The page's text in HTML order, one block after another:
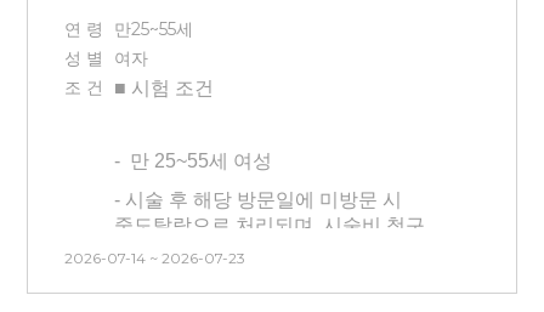
6)초상권 동의
최근 3일 이내, 어플 미사용, 무보정,
민낯(메이크업X), 자연광, 정면, 타투가
있을 시 해당 부위 사진도 함께 첨부
흉터/타투가 있으신 분은 제외
1) 피어싱이 없으신 분
2) 얼굴에 타투가 없는 분
3) B&A 스튜디오 촬영 대상자 선정을
(어플X, 필터X, 메이크업X, 자연광
보이는 사진)
4) B&A 스튜디오 촬영 대상자로
동의한 것으로 간주됩니다.
참여자 불가능)
- 본 시험은 시간, 날짜 변경이
불가능합니다. 방문일 확인 후
연 령
만25~55세
성 별
여자
조 건
■ 시험 조건
- 만 25~55세 여성
- 시술 후 해당 방문일에 미방문 시
중도탈락으로 처리되며, 시술비 청구
및 교통비는 제공되지 않습니다.
- 타 시험과 중복 참여는 불가합니다.
2026-07-14 ~ 2026-07-23